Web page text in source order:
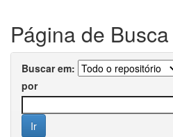
Página de Busca
Buscar em:
por